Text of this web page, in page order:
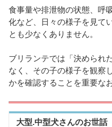
食事量や排泄物の状態、呼
化など、日々の様子を見て
とも少なくありません。
ブリランテでは「決められ
なく、その子の様子を観察
かを確認することを重要な
大型.中型犬さんのお世話